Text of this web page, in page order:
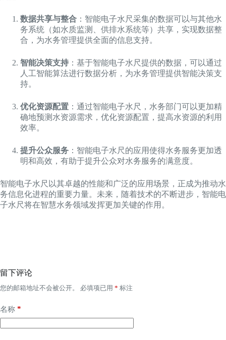
数据共享与整合 ：智能电子水尺采集的数据可以与其他水
务系统（如水质监测、供排水系统等）共享，实现数据整
合，为水务管理提供全面的信息支持。
智能决策支持 ：基于智能电子水尺提供的数据，可以通过
人工智能算法进行数据分析，为水务管理提供智能决策支
持。
优化资源配置 ：通过智能电子水尺，水务部门可以更加精
确地预测水资源需求，优化资源配置，提高水资源的利用
效率。
提升公众服务 ：智能电子水尺的应用使得水务服务更加透
明和高效，有助于提升公众对水务服务的满意度。
智能电子水尺以其卓越的性能和广泛的应用场景，正成为推动水
务信息化进程的重要力量。未来，随着技术的不断进步，智能电
子水尺将在智慧水务领域发挥更加关键的作用。
留下评论
您的邮箱地址不会被公开。 必填项已用 * 标注
名称 *